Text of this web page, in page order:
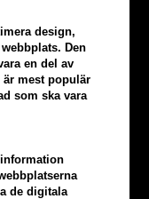
design,
Den
en del av
mest populär
som ska vara
de digitala